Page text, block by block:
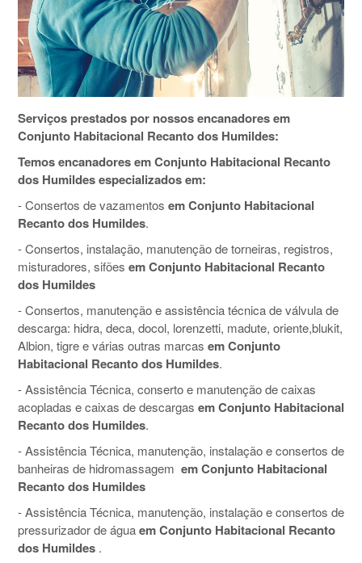
Serviços prestados por nossos encanadores em
Conjunto Habitacional Recanto dos Humildes:
Temos encanadores em Conjunto Habitacional Recanto
dos Humildes especializados em:
- Consertos de vazamentos em Conjunto Habitacional
Recanto dos Humildes.
- Consertos, instalação, manutenção de torneiras, registros,
misturadores, sifões em Conjunto Habitacional Recanto
dos Humildes
- Consertos, manutenção e assistência técnica de válvula de
descarga: hidra, deca, docol, lorenzetti, madute, oriente,blukit,
Albion, tigre e várias outras marcas em Conjunto
Habitacional Recanto dos Humildes.
- Assistência Técnica, conserto e manutenção de caixas
acopladas e caixas de descargas em Conjunto Habitacional
Recanto dos Humildes.
- Assistência Técnica, manutenção, instalação e consertos de
banheiras de hidromassagem em Conjunto Habitacional
Recanto dos Humildes
- Assistência Técnica, manutenção, instalação e consertos de
pressurizador de águaem Conjunto Habitacional Recanto
dos Humildes .